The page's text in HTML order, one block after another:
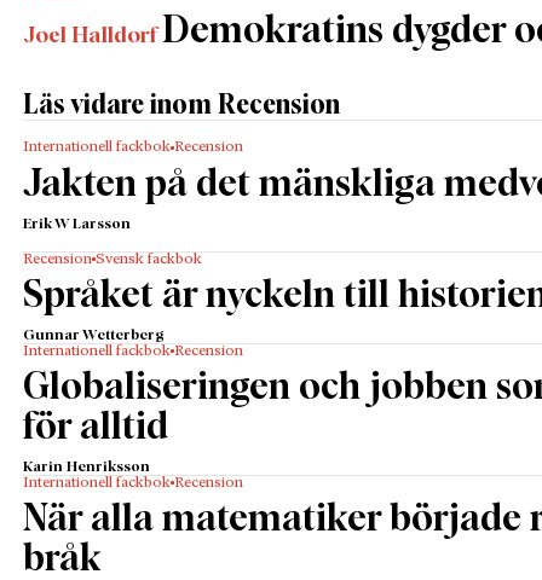
Joel Halldorf Demokratins dygder
Läs vidare inom Recension
Internationell fackbok Recension
Jakten på det mänskliga
Erik W Larsson
Recension Svensk fackbok
Språket är nyckeln till
Gunnar Wetterberg
Internationell fackbok Recension
Globaliseringen och jobben
för alltid
Karin Henriksson
Internationell fackbok Recension
När alla matematiker började
bråk